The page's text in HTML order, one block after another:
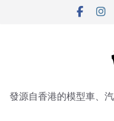
發源自香港的模型車、